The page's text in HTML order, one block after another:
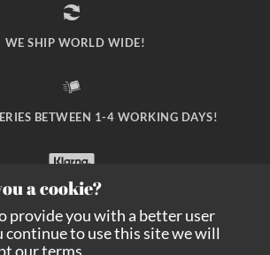
WE SHIP WORLD WIDE!
BETWEEN 1-4 WORKING DAYS!
WITH KLARNA CHECKOUT!
a cookie?
provide you with a better user
continue to use this site we will
ourterms